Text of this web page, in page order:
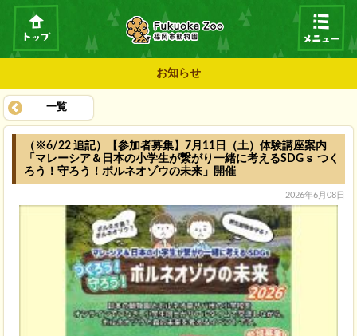
お知らせ
一覧
（※6/22 追記）【参加者募集】7月11日（土）体験講座案内
「マレーシア＆日本の小学生が繋がり一緒に考えるSDGｓ つく
ろう！守ろう！ボルネオゾウの未来」開催
2026年6月08日